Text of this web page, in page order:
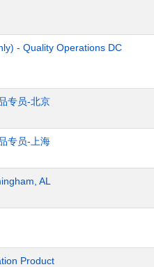
- Quality Operations DC
专员-北京
专员-上海
AL
Product